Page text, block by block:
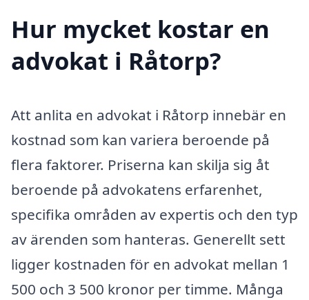
Hur mycket kostar en
advokat i Råtorp?
Att anlita en advokat i Råtorp innebär en
kostnad som kan variera beroende på
flera faktorer. Priserna kan skilja sig åt
beroende på advokatens erfarenhet,
specifika områden av expertis och den typ
av ärenden som hanteras. Generellt sett
ligger kostnaden för en advokat mellan 1
500 och 3 500 kronor per timme. Många